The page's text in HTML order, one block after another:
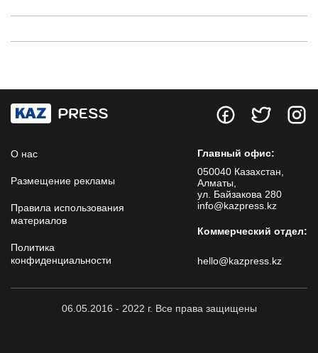
О нас
Размещение рекламы
Правила использования
материалов
Политика
конфиденциальности
Главный офис:
050040 Казахстан,
Алматы,
ул. Байзакова 280
info@kazpress.kz
Коммерческий отдел:
hello@kazpress.kz
06.05.2016 - 2022 г. Все права защищены